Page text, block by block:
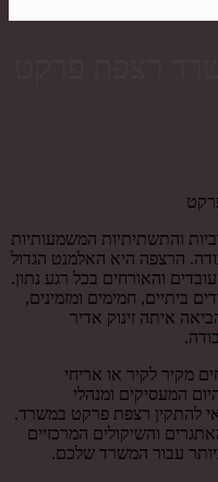
והתשתיתיות המשמעותיות
הרצפה היא האלמנט הגדול
והאורחים בכל רגע נתון.
ביתיים, חמימים ומזמינים,
איתה זינוק אדיר
מקיר לקיר או אריחי
המעסיקים ומנהלי
להתקין רצפת פרקט במשרד.
והשיקולים המרכזיים
עבור המשרד שלכם.